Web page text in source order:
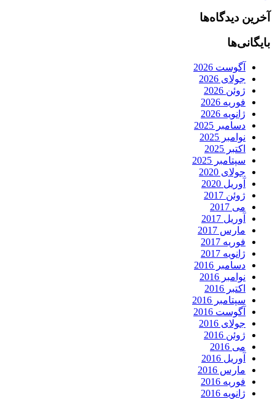
آخرین دیدگاه‌ها
بایگانی‌ها
آگوست 2026
جولای 2026
ژوئن 2026
فوریه 2026
ژانویه 2026
دسامبر 2025
نوامبر 2025
اکتبر 2025
سپتامبر 2025
جولای 2020
آوریل 2020
ژوئن 2017
می 2017
آوریل 2017
مارس 2017
فوریه 2017
ژانویه 2017
دسامبر 2016
نوامبر 2016
اکتبر 2016
سپتامبر 2016
آگوست 2016
جولای 2016
ژوئن 2016
می 2016
آوریل 2016
مارس 2016
فوریه 2016
ژانویه 2016